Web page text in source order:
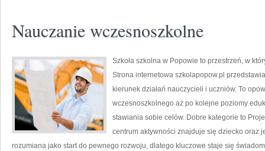
Nauczanie wczesnoszkolne
Szkoła szkolna w Popowie to przestrzeń, w
Strona internetowa szkolapopow.pl
kierunek działań nauczycieli i uczniów. To
wczesnoszkolnego aż po kolejne poziomy
stawiania sobie celów. Dobre kategorie to
centrum aktywności znajduje się dziecko oraz
rozumiana jako start do pewnego rozwoju, dlatego kluczowe staje się